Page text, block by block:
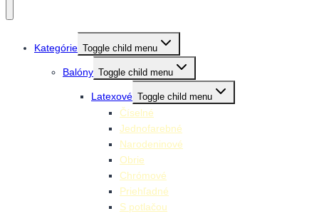
Kategórie Toggle child menu
Balóny Toggle child menu
Latexové Toggle child menu
Číselné
Jednofarebné
Narodeninové
Obrie
Chrómové
Priehľadné
S potlačou